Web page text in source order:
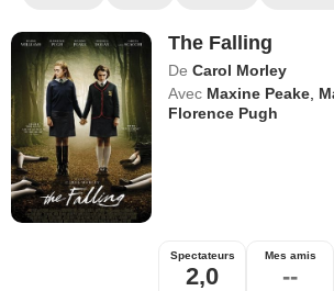
The Falling
De Carol Morley
Avec Maxine Peake
Florence Pugh
Spectateurs
2,0
Mes amis
--